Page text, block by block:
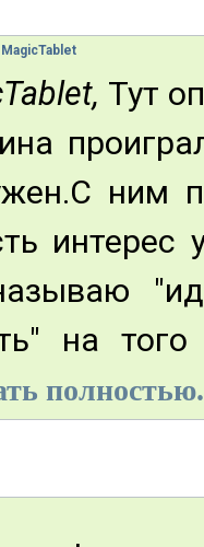
MagicTablet
Тут
ним
интерес
на